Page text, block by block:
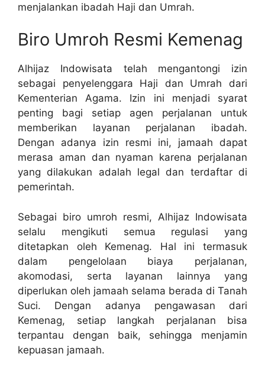
menjalankan ibadah Haji dan Umrah.
Biro Umroh Resmi Kemenag
Alhijaz Indowisata telah mengantongi izin
sebagai penyelenggara Haji dan Umrah dari
Kementerian Agama. Izin ini menjadi syarat
penting bagi setiap agen perjalanan untuk
memberikan layanan perjalanan ibadah.
Dengan adanya izin resmi ini, jamaah dapat
merasa aman dan nyaman karena perjalanan
yang dilakukan adalah legal dan terdaftar di
pemerintah.
Sebagai biro umroh resmi, Alhijaz Indowisata
selalu mengikuti semua regulasi yang
ditetapkan oleh Kemenag. Hal ini termasuk
dalam pengelolaan biaya perjalanan,
akomodasi, serta layanan lainnya yang
diperlukan oleh jamaah selama berada di Tanah
Suci. Dengan adanya pengawasan dari
Kemenag, setiap langkah perjalanan bisa
terpantau dengan baik, sehingga menjamin
kepuasan jamaah.